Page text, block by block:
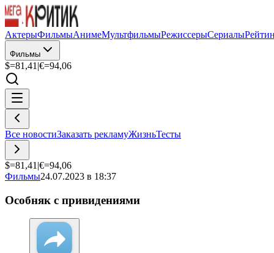
АктерыФильмыАнимеМультфильмыРежиссерыСериалы
Фильмы
$=81,41 |€=94,06
Все новостиЗаказать рекламуЖизньТесты
$=81,41 |€=94,06
Фильмы24.07.2023 в 18:37
Особняк с привидениями